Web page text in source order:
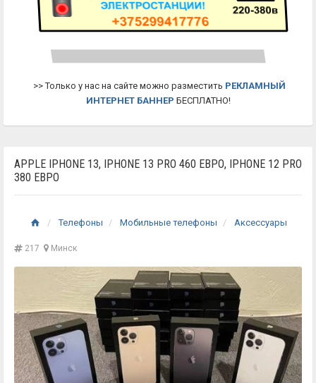
>> Только у нас на сайте можно разместить РЕКЛАМНЫЙ
ИНТЕРНЕТ БАННЕР БЕСПЛАТНО!
APPLE IPHONE 13, IPHONE 13 PRO 460 ЕВРО, IPHONE 12 PRO
380 ЕВРО
Телефоны Мобильные телефоны Аксессуары
217 Минск